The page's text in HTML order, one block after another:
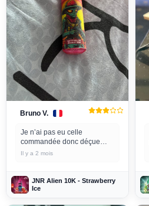
Bruno V.
Je n’ai pas eu celle
commandée donc déçue
mais on m’a contactée pour
donc super service.
Il y a 2 mois
JNR Alien 10K - Strawberry
Ice